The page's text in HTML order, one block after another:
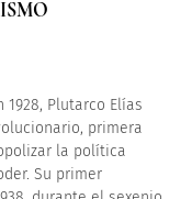
Plutarco Elías
primera
la política
Su primer